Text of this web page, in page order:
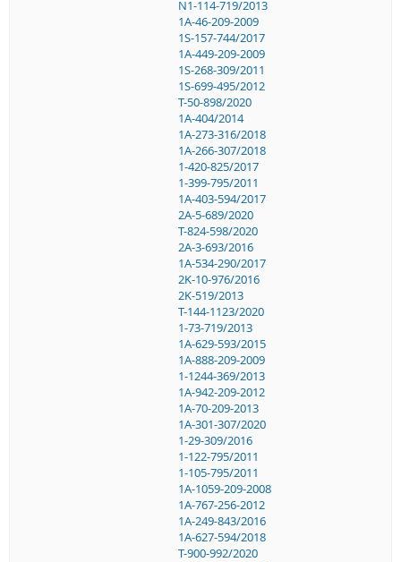
N1-114-719/2013
1A-46-209-2009
1S-157-744/2017
1A-449-209-2009
1S-268-309/2011
1S-699-495/2012
T-50-898/2020
1A-404/2014
1A-273-316/2018
1A-266-307/2018
1-420-825/2017
1-399-795/2011
1A-403-594/2017
2A-5-689/2020
T-824-598/2020
2A-3-693/2016
1A-534-290/2017
2K-10-976/2016
2K-519/2013
T-144-1123/2020
1-73-719/2013
1A-629-593/2015
1A-888-209-2009
1-1244-369/2013
1A-942-209-2012
1A-70-209-2013
1A-301-307/2020
1-29-309/2016
1-122-795/2011
1-105-795/2011
1A-1059-209-2008
1A-767-256-2012
1A-249-843/2016
1A-627-594/2018
T-900-992/2020